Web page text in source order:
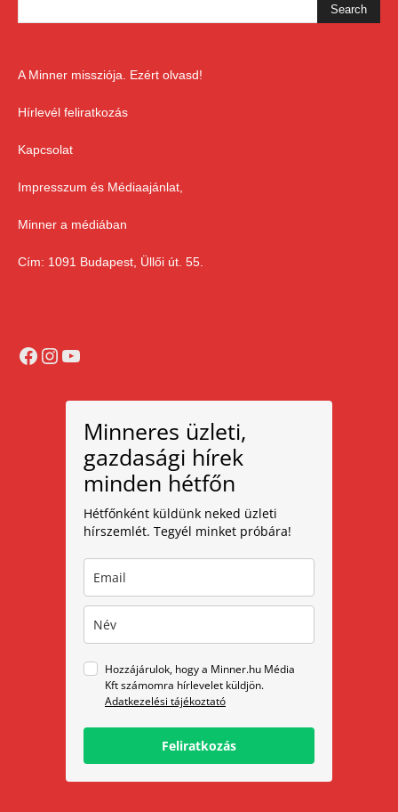
A Minner missziója. Ezért olvasd!
Hírlevél feliratkozás
Kapcsolat
Impresszum és Médiaajánlat,
Minner a médiában
Cím: 1091 Budapest, Üllői út. 55.
Facebook
Instagram
YouTube
Minneres üzleti,
gazdasági hírek
minden hétfőn
Hétfőnként küldünk neked üzleti
hírszemlét. Tegyél minket próbára!
Hozzájárulok, hogy a Minner.hu Média
Kft számomra hírlevelet küldjön.
Adatkezelési tájékoztató
Feliratkozás